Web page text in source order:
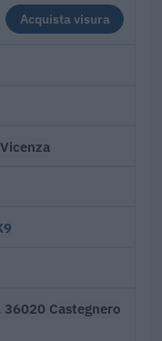
Acquista visura
Castegnero